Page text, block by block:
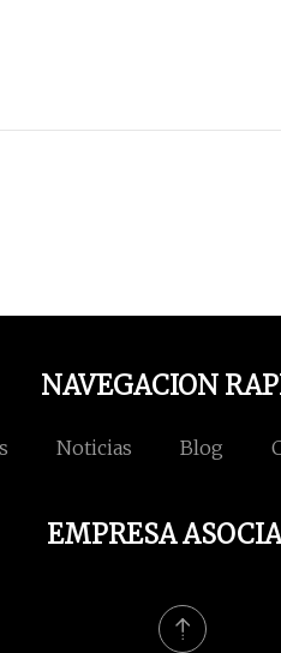
NAVEGACION
Noticias Blog
EMPRESA